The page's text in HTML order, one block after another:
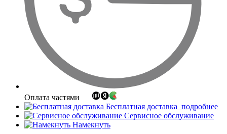
Оплата частями
Бесплатная доставка подробнее
Сервисное обслуживание
Намекнуть